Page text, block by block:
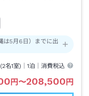
5月6日）までに出
2名1室)｜1泊 ｜消費税込
円〜208,500円